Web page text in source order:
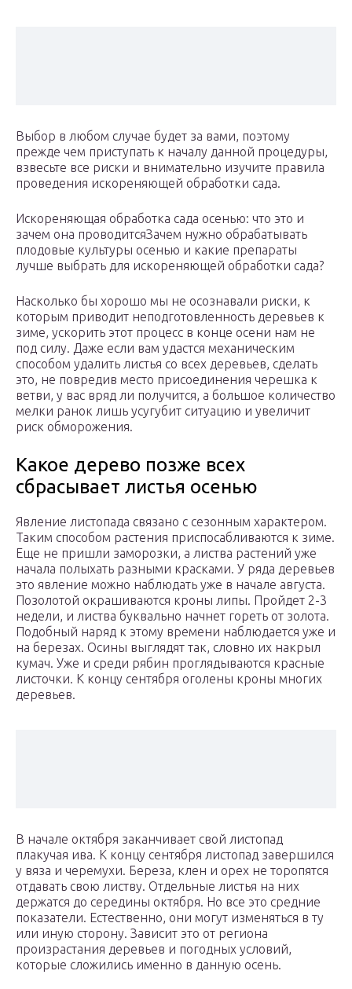
Выбор в любом случае будет за вами, поэтому
прежде чем приступать к началу данной процедуры,
взвесьте все риски и внимательно изучите правила
проведения искореняющей обработки сада.
Искореняющая обработка сада осенью: что это и
зачем она проводитсяЗачем нужно обрабатывать
плодовые культуры осенью и какие препараты
лучше выбрать для искореняющей обработки сада?
Насколько бы хорошо мы не осознавали риски, к
которым приводит неподготовленность деревьев к
зиме, ускорить этот процесс в конце осени нам не
под силу. Даже если вам удастся механическим
способом удалить листья со всех деревьев, сделать
это, не повредив место присоединения черешка к
ветви, у вас вряд ли получится, а большое количество
мелки ранок лишь усугубит ситуацию и увеличит
риск обморожения.
Какое дерево позже всех
сбрасывает листья осенью
Явление листопада связано с сезонным характером.
Таким способом растения приспосабливаются к зиме.
Еще не пришли заморозки, а листва растений уже
начала полыхать разными красками. У ряда деревьев
это явление можно наблюдать уже в начале августа.
Позолотой окрашиваются кроны липы. Пройдет 2-3
недели, и листва буквально начнет гореть от золота.
Подобный наряд к этому времени наблюдается уже и
на березах. Осины выглядят так, словно их накрыл
кумач. Уже и среди рябин проглядываются красные
листочки. К концу сентября оголены кроны многих
деревьев.
В начале октября заканчивает свой листопад
плакучая ива. К концу сентября листопад завершился
у вяза и черемухи. Береза, клен и орех не торопятся
отдавать свою листву. Отдельные листья на них
держатся до середины октября. Но все это средние
показатели. Естественно, они могут изменяться в ту
или иную сторону. Зависит это от региона
произрастания деревьев и погодных условий,
которые сложились именно в данную осень.